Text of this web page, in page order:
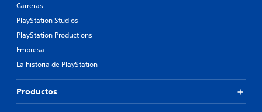
Carreras
PlayStation Studios
PlayStation Productions
Empresa
La historia de PlayStation
Productos